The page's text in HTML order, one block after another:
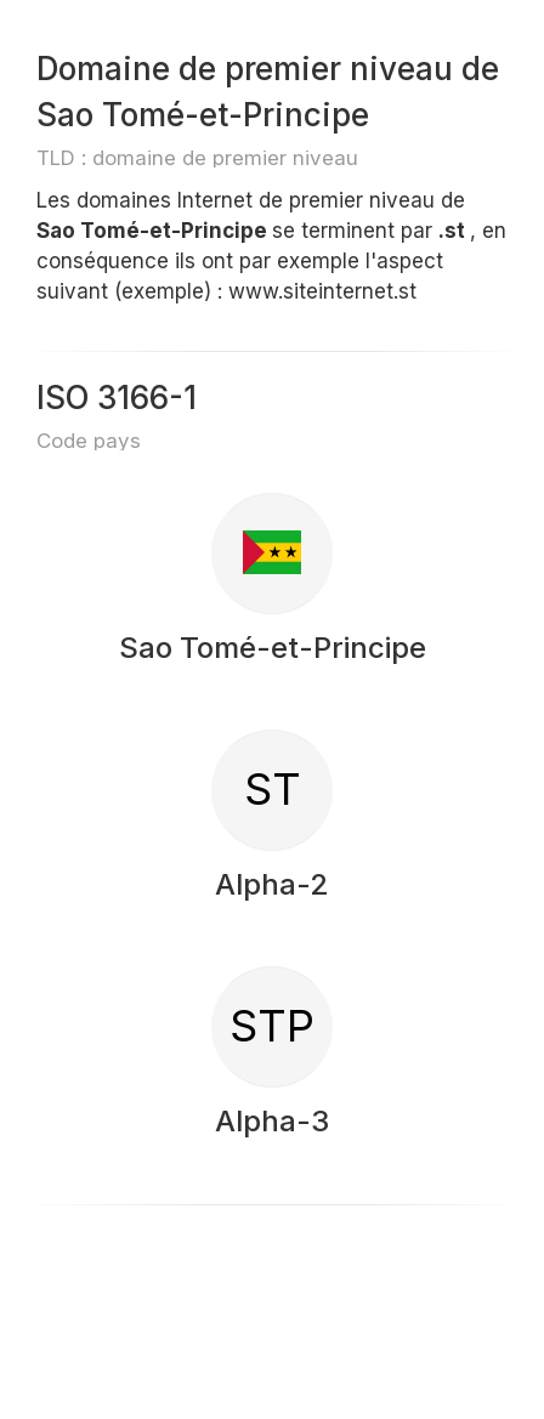
Domaine de premier niveau de
Sao Tomé-et-Principe
TLD : domaine de premier niveau
Les domaines Internet de premier niveau de
Sao Tomé-et-Principe se terminent par .st , en
conséquence ils ont par exemple l'aspect
suivant (exemple) : www.siteinternet.st
ISO 3166-1
Code pays
Sao Tomé-et-Principe
ST
Alpha-2
STP
Alpha-3